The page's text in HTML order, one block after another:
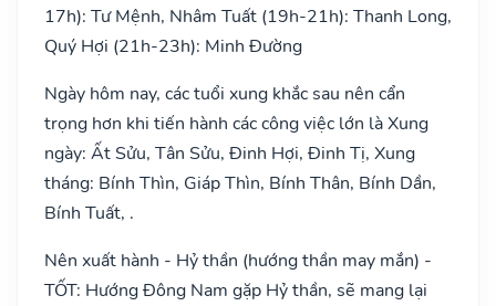
17h): Tư Mệnh, Nhâm Tuất (19h-21h): Thanh Long,
Quý Hợi (21h-23h): Minh Đường
Ngày hôm nay, các tuổi xung khắc sau nên cẩn
trọng hơn khi tiến hành các công việc lớn là Xung
ngày: Ất Sửu, Tân Sửu, Đinh Hợi, Đinh Tị, Xung
tháng: Bính Thìn, Giáp Thìn, Bính Thân, Bính Dần,
Bính Tuất, .
Nên xuất hành - Hỷ thần (hướng thần may mắn) -
TỐT: Hướng Đông Nam gặp Hỷ thần, sẽ mang lại